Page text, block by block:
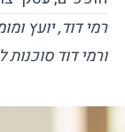
ורמי דוד סוכנות